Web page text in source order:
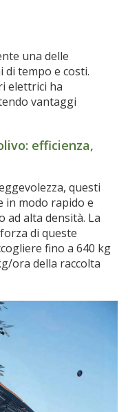
una delle
tempo e costi.
elettrici ha
vantaggi
efficienza,
questi
in modo rapido e
ad alta densità. La
di queste
fino a 640 kg
ora della raccolta